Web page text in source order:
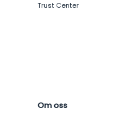
Trust Center
Om oss